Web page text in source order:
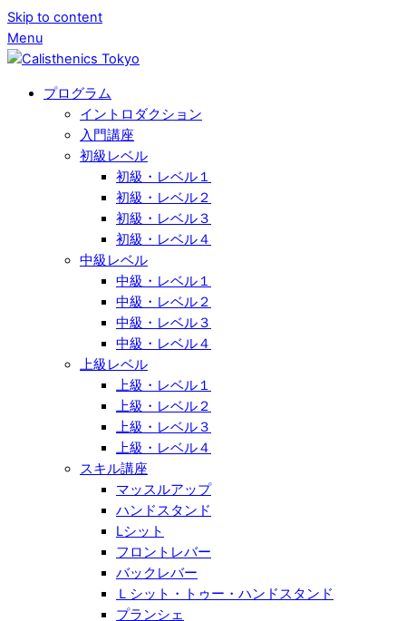
Skip to content
Menu
プログラム
イントロダクション
入門講座
初級レベル
初級・レベル１
初級・レベル２
初級・レベル３
初級・レベル４
中級レベル
中級・レベル１
中級・レベル２
中級・レベル３
中級・レベル４
上級レベル
上級・レベル１
上級・レベル２
上級・レベル３
上級・レベル４
スキル講座
マッスルアップ
ハンドスタンド
Lシット
フロントレバー
バックレバー
Ｌシット・トゥー・ハンドスタンド
プランシェ